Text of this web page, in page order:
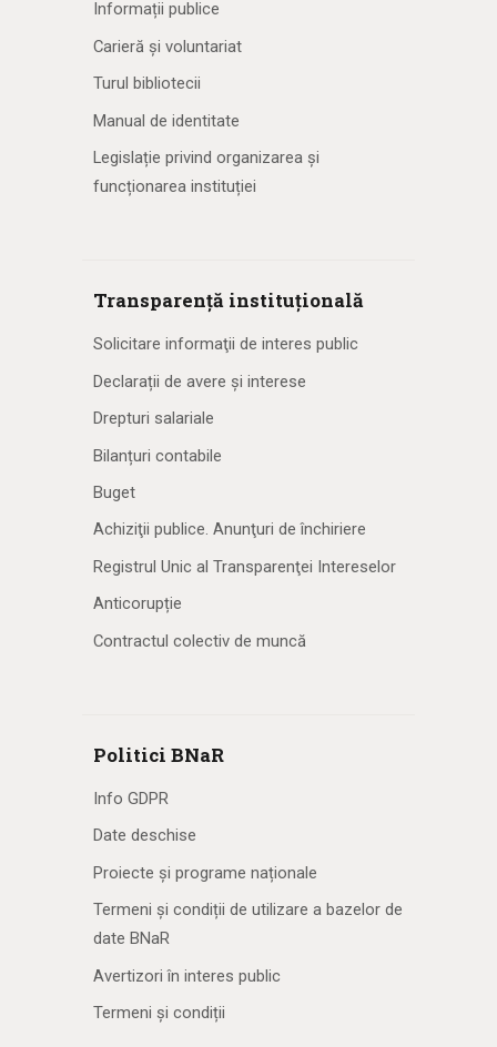
Informații publice
Carieră și voluntariat
Turul bibliotecii
Manual de identitate
Legislație privind organizarea și
funcționarea instituției
Transparență instituțională
Solicitare informaţii de interes public
Declarații de avere și interese
Drepturi salariale
Bilanțuri contabile
Buget
Achiziţii publice. Anunţuri de închiriere
Registrul Unic al Transparenţei Intereselor
Anticorupție
Contractul colectiv de muncă
Politici BNaR
Info GDPR
Date deschise
Proiecte și programe naționale
Termeni și condiții de utilizare a bazelor de
date BNaR
Avertizori în interes public
Termeni și condiții